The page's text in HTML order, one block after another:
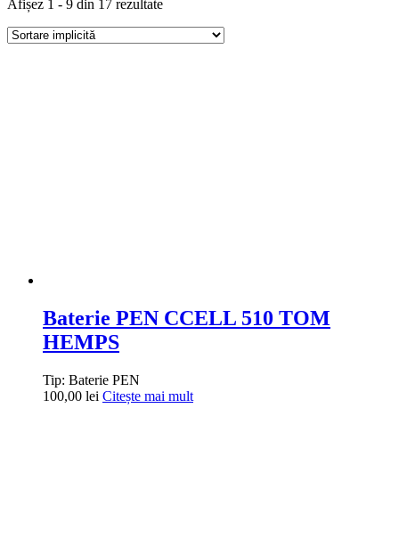
Afișez 1 - 9 din 17 rezultate
Baterie PEN CCELL 510 TOM
HEMPS
Tip: Baterie PEN
100,00 lei Citește mai mult